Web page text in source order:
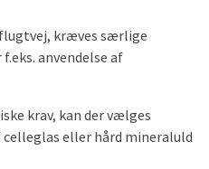
flugtvej, kræves særlige
anvendelse af
krav, kan der vælges
eller hård mineraluld